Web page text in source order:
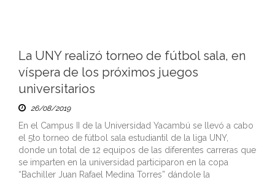
La UNY realizó torneo de fútbol sala, en
víspera de los próximos juegos
universitarios
26/08/2019
En el Campus II de la Universidad Yacambú se llevó a cabo
el 5to torneo de fútbol sala estudiantil de la liga UNY,
donde un total de 12 equipos de las diferentes carreras que
se imparten en la universidad participaron en la copa
“Bachiller Juan Rafael Medina Torres” dándole la